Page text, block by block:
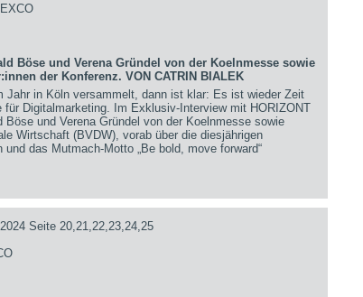
Böse und Verena Gründel von der Koelnmesse sowie
der Konferenz. VON CATRIN BIALEK
Jahr in Köln versammelt, dann ist klar: Es ist wieder Zeit
Digitalmarketing. Im Exklusiv-Interview mit HORIZONT
und Verena Gründel von der Koelnmesse sowie
Wirtschaft (BVDW), vorab über die diesjährigen
das Mutmach-Motto „Be bold, move forward“
Seite 20,21,22,23,24,25